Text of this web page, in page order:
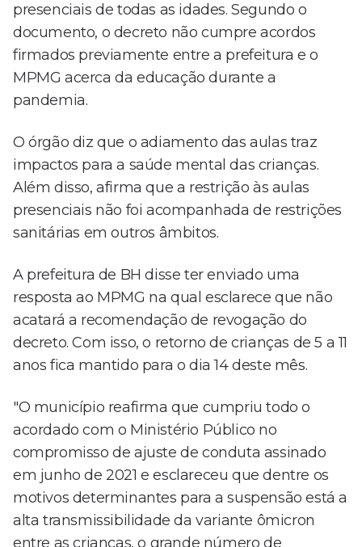
presenciais de todas as idades. Segundo o
documento, o decreto não cumpre acordos
firmados previamente entre a prefeitura e o
MPMG acerca da educação durante a
pandemia.
O órgão diz que o adiamento das aulas traz
impactos para a saúde mental das crianças.
Além disso, afirma que a restrição às aulas
presenciais não foi acompanhada de restrições
sanitárias em outros âmbitos.
A prefeitura de BH disse ter enviado uma
resposta ao MPMG na qual esclarece que não
acatará a recomendação de revogação do
decreto. Com isso, o retorno de crianças de 5 a 11
anos fica mantido para o dia 14 deste mês.
"O município reafirma que cumpriu todo o
acordado com o Ministério Público no
compromisso de ajuste de conduta assinado
em junho de 2021 e esclareceu que dentre os
motivos determinantes para a suspensão está a
alta transmissibilidade da variante ômicron
entre as crianças, o grande número de